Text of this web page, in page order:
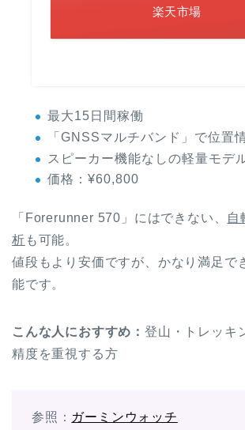
楽天市場
最大15日間稼働
「GNSSマルチバンド」で位置
スピーカー機能なしの軽量モデ
価格：¥60,800
「Forerunner 570」にはできない、 自
析 も可能。
値段もより安価ですが、かなり満足で
能です。
こんな人におすすめ： 登山・トレッキ
精度を重視する方
参照： ガーミンウォッチ